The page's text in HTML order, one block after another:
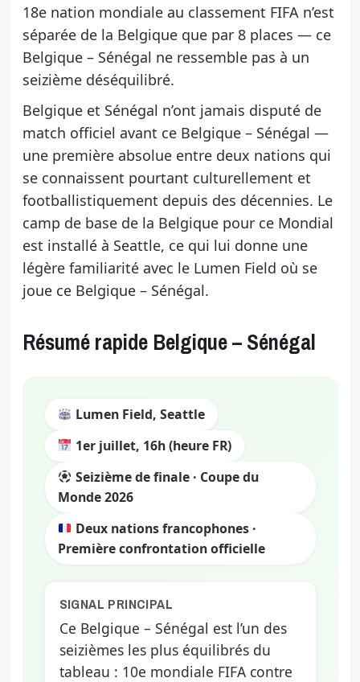
18e nation mondiale au classement FIFA n’est
séparée de la Belgique que par 8 places — ce
Belgique – Sénégal ne ressemble pas à un
seizième déséquilibré.
Belgique et Sénégal n’ont jamais disputé de
match officiel avant ce Belgique – Sénégal —
une première absolue entre deux nations qui
se connaissent pourtant culturellement et
footballistiquement depuis des décennies. Le
camp de base de la Belgique pour ce Mondial
est installé à Seattle, ce qui lui donne une
légère familiarité avec le Lumen Field où se
joue ce Belgique – Sénégal.
Résumé rapide Belgique – Sénégal
Lumen Field, Seattle
1er juillet, 16h (heure FR)
Seizième de finale · Coupe du
Monde 2026
Deux nations francophones ·
Première confrontation officielle
SIGNAL PRINCIPAL
Ce Belgique – Sénégal est l’un des
seizièmes les plus équilibrés du
tableau : 10e mondiale FIFA contre